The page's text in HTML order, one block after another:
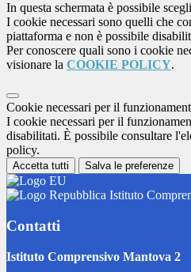
In questa schermata è possibile
I cookie necessari sono quelli che
piattaforma e non è possibile
Per conoscere quali sono i cookie
visionare la COOKIE POLICY.
Cookie necessari per il
I cookie necessari per il
disabilitati. È possibile consultare
policy.
Accetta tutti Salva le preferenze
Istituto
Contatti
Istituto Comprensivo Mantova 2